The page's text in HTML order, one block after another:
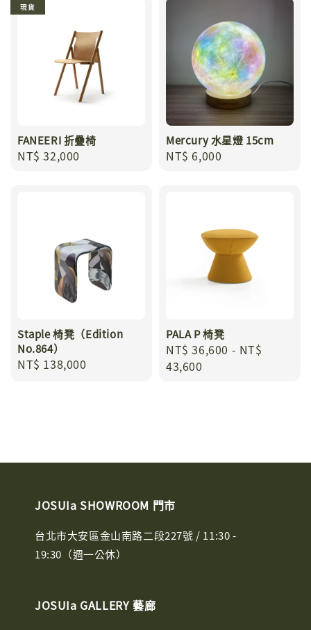
現貨
FANEERI 折疊椅
Regular
NT$ 32,000
Mercury 水星燈 15cm
Regular
NT$ 6,000
Staple 椅凳（Edition
No.864）
Regular
NT$ 138,000
PALA P 椅凳
Regular
price
NT$ 36,600 - NT$
43,600
JOSUIa SHOWROOM 門市
台北市大安區金山南路二段227號 / 11:30 -
19:30（週一公休）
JOSUIa GALLERY 藝廊